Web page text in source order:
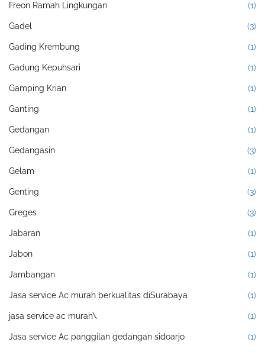
Freon Ramah Lingkungan (1)
Gadel (3)
Gading Krembung (1)
Gadung Kepuhsari (1)
Gamping Krian (1)
Ganting (1)
Gedangan (1)
Gedangasin (3)
Gelam (1)
Genting (3)
Greges (3)
Jabaran (1)
Jabon (1)
Jambangan (1)
Jasa service Ac murah berkualitas diSurabaya (1)
jasa service ac murah\ (1)
Jasa service Ac panggilan gedangan sidoarjo (1)